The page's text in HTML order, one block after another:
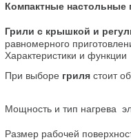
Компактные настольные
Грили с крышкой и
равномерного
Характеристики и функции
При выборе гриля стоит
Мощность и тип нагрева
Размер рабочей